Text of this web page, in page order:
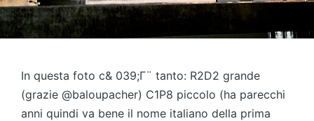
In questa foto c& 039;Γ¨ tanto: R2D2 grande
(grazie @baloupacher) C1P8 piccolo (ha parecchi
anni quindi va bene il nome italiano della prima